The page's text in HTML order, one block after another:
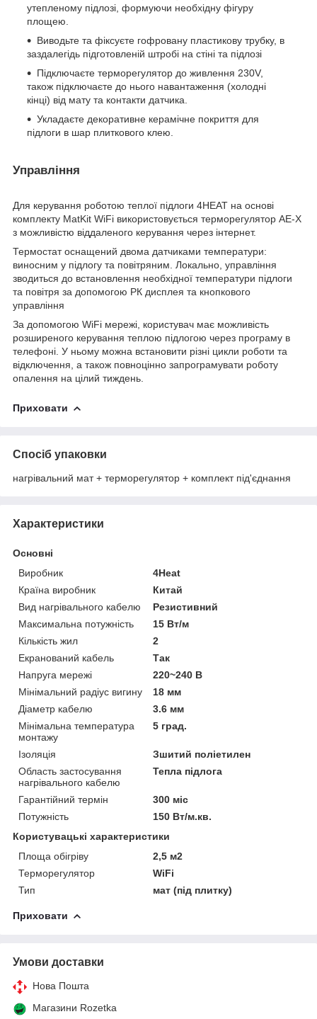
утепленому підлозі, формуючи необхідну фігуру
площею.
Виводьте та фіксуєте гофровану пластикову трубку, в
заздалегідь підготовленій штробі на стіні та підлозі
Підключаєте терморегулятор до живлення 230V,
також підключаєте до нього навантаження (холодні
кінці) від мату та контакти датчика.
Укладаєте декоративне керамічне покриття для
підлоги в шар плиткового клею.
Управління
Для керування роботою теплої підлоги 4HEAT на основі
комплекту MatKit WiFi використовується терморегулятор AE-X
з можливістю віддаленого керування через інтернет.
Термостат оснащений двома датчиками температури:
виносним у підлогу та повітряним. Локально, управління
зводиться до встановлення необхідної температури підлоги
та повітря за допомогою РК дисплея та кнопкового
управління
За допомогою WiFi мережі, користувач має можливість
розширеного керування теплою підлогою через програму в
телефоні. У ньому можна встановити різні цикли роботи та
відключення, а також повноцінно запрограмувати роботу
опалення на цілий тиждень.
Приховати
Спосіб упаковки
нагрівальний мат + терморегулятор + комплект під'єднання
Характеристики
Основні
Виробник
4Heat
Країна виробник
Китай
Вид нагрівального кабелю
Резистивний
Максимальна потужність
15 Вт/м
Кількість жил
2
Екранований кабель
Так
Напруга мережі
220~240 В
Мінімальний радіус вигину
18 мм
Діаметр кабелю
3.6 мм
Мінімальна температура
монтажу
5 град.
Ізоляція
Зшитий поліетилен
Область застосування
нагрівального кабелю
Тепла підлога
Гарантійний термін
300 міс
Потужність
150 Вт/м.кв.
Користувацькі характеристики
Площа обігріву
2,5 м2
Терморегулятор
WiFi
Тип
мат (під плитку)
Приховати
Умови доставки
Нова Пошта
Магазини Rozetka